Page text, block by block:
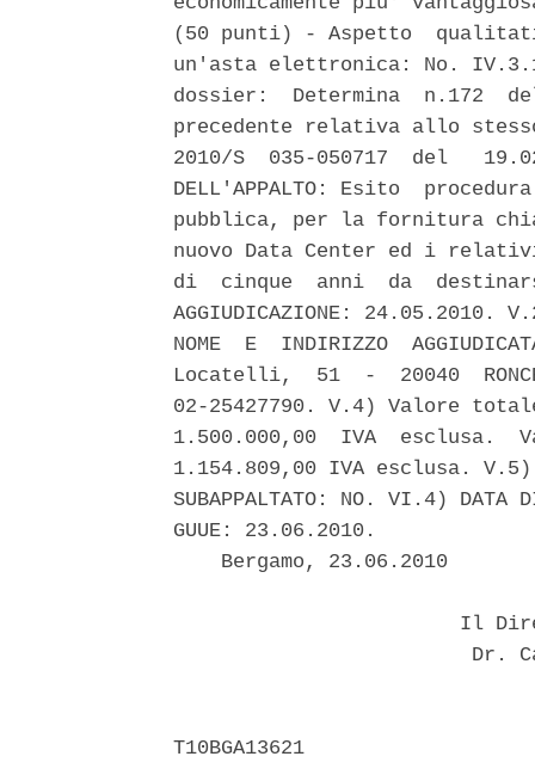
(50 punti) - Aspetto
un'asta elettronica: No.
dossier:  Determina  n.172
precedente relativa allo
2010/S  035-050717  del
DELL'APPALTO: Esito
pubblica, per la fornitura
nuovo Data Center ed i
di  cinque  anni  da
AGGIUDICAZIONE: 24.05.2010.
NOME  E  INDIRIZZO
Locatelli,  51  -  20040
02-25427790. V.4) Valore
1.500.000,00  IVA  esclusa.
1.154.809,00 IVA esclusa. V.5)
SUBAPPALTATO: NO. VI.4) DATA
GUUE: 23.06.2010.
    Bergamo, 23.06.2010
Il
Dr.